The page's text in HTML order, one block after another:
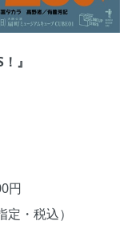
』
円
・税込）